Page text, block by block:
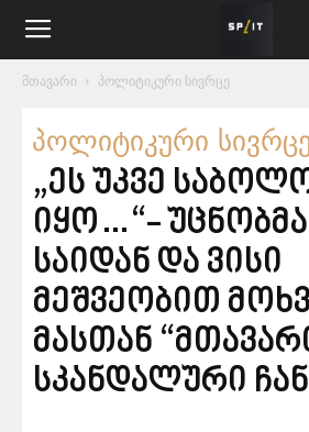
მთავარი პოლიტიკური სივრცე
პოლიტიკური
„ეს უკვე
იყო…“-
საიდან და ვისი
მეშვეობით
მასთან
სკანდალური